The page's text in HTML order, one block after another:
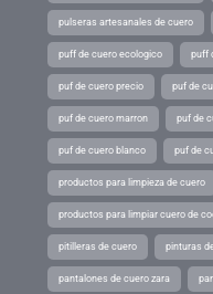
pulseras artesanales de cuero
puff de cuero ecologico puff
puf de cuero precio puf de
puf de cuero marron puf de
puf de cuero blanco puf de
productos para limpieza de cuero
productos para limpiar cuero de
pitilleras de cuero pinturas
pantalones de cuero zara